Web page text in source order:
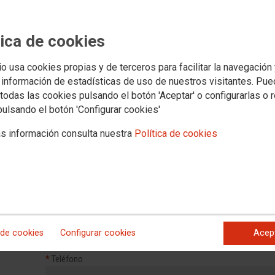
de cookies
usa cookies propias y de terceros para facilitar la navegación
de estadísticas de uso de nuestros visitantes.
las cookies pulsando el botón 'Aceptar' o configurarlas o
el botón 'Configurar cookies'
información consulta nuestra Política de cookies
cookies Configurar cookies
CONTACTA FSC-CCOO EUSKADI
Formulario de contacto general con la Federación de
*Nombre
*Correo electrónico
*Teléfono